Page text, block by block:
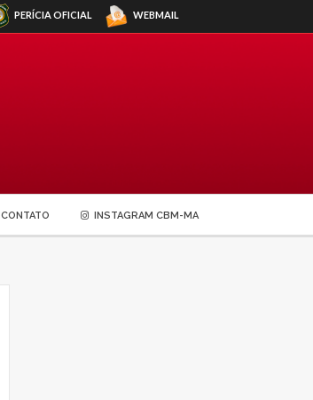
PERÍCIA OFICIAL WEBMAIL
CONTATO INSTAGRAM CBM-MA